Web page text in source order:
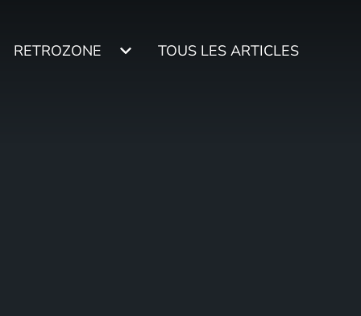
RETROZONE TOUS LES ARTICLES